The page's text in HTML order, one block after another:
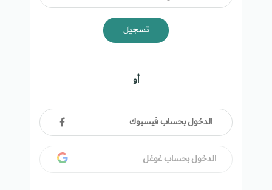
تسجيل
أو
الدخول بحساب فيسبوك
الدخول بحساب غوغل